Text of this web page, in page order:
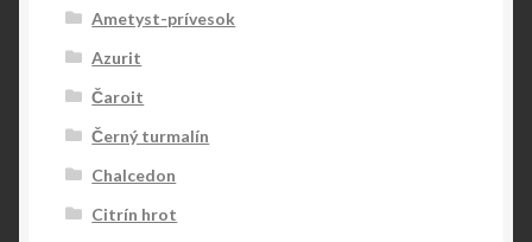
Ametyst-prívesok
Azurit
Čaroit
Černý turmalín
Chalcedon
Citrín hrot